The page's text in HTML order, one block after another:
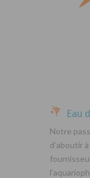
Eau
Notre
d’aboutir